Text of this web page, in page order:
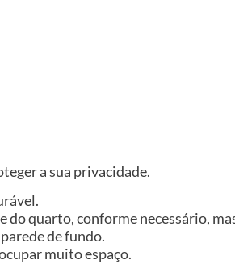
a sua privacidade.
quarto, conforme necessário,
de fundo.
muito espaço.